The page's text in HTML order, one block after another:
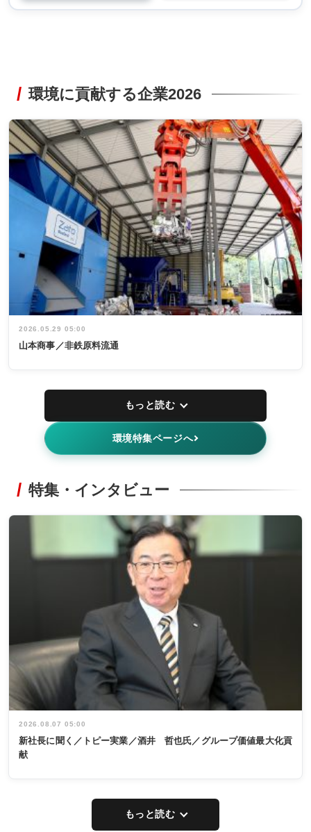
環境に貢献する企業2026
2026.05.29 05:00
山本商事／非鉄原料流通
もっと読む
環境特集ページへ
特集・インタビュー
2026.08.07 05:00
新社長に聞く／トピー実業／酒井 哲也氏／グループ価値最大化貢
献
もっと読む